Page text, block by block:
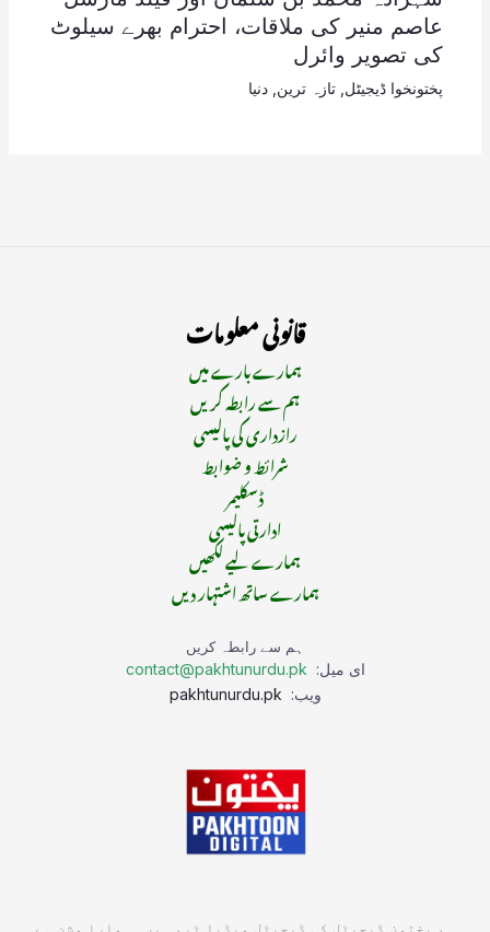
عاصم منیر کی ملاقات، احترام بھرے سیلوٹ
کی تصویر وائرل
پختونخوا ڈیجیٹل تازہ ترین دنیا
قانونی معلومات
ہمارے بارے میں
ہم سے رابطہ کریں
رازداری کی پالیسی
شرائط و ضوابط
ڈسکلیمر
ادارتی پالیسی
ہمارے لیے لکھیں
ہمارے ساتھ اشتہار دیں
ہم سے رابطہ کریں
ای میل: contact@pakhtunurdu.pk
ویب:
ہم پختون ڈیجیٹل کی ڈیجیٹل میڈیا ٹیم ہیں۔ ہمارا مشن ہے